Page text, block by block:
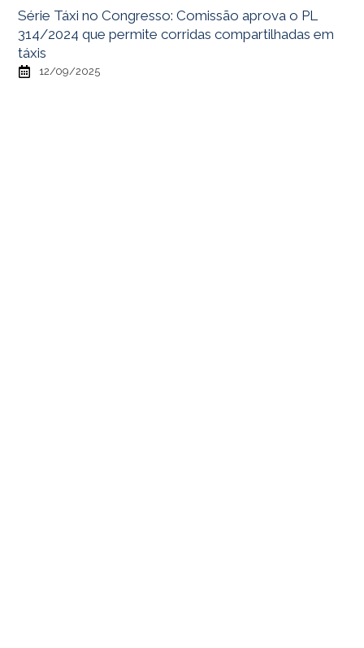
Série Táxi no Congresso: Comissão aprova o PL
314/2024 que permite corridas compartilhadas em
táxis
12/09/2025